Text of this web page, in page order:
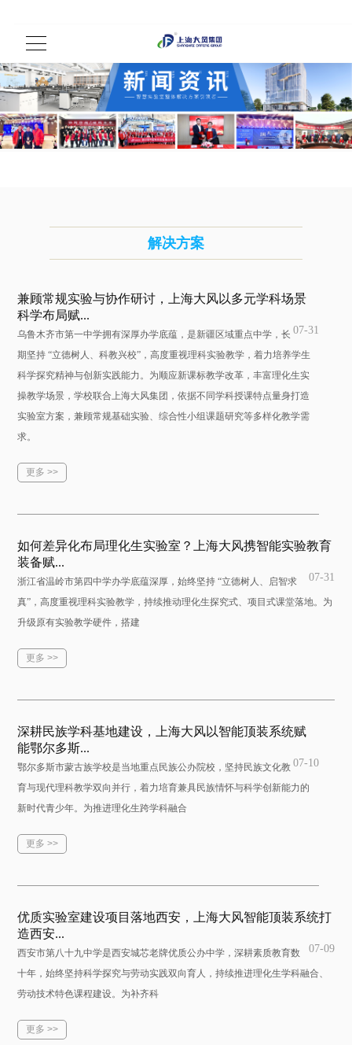
解决方案
兼顾常规实验与协作研讨，上海大风以多元学科场景
科学布局赋...
07-31
乌鲁木齐市第一中学拥有深厚办学底蕴，是新疆区域重点中学，长
期坚持 “立德树人、科教兴校”，高度重视理科实验教学，着力培养学生
科学探究精神与创新实践能力。为顺应新课标教学改革，丰富理化生实
操教学场景，学校联合上海大风集团，依据不同学科授课特点量身打造
实验室方案，兼顾常规基础实验、综合性小组课题研究等多样化教学需
求。
更多 >>
如何差异化布局理化生实验室？上海大风携智能实验教育
装备赋...
07-31
浙江省温岭市第四中学办学底蕴深厚，始终坚持 “立德树人、启智求
真”，高度重视理科实验教学，持续推动理化生探究式、项目式课堂落地。为
升级原有实验教学硬件，搭建
更多 >>
深耕民族学科基地建设，上海大风以智能顶装系统赋
能鄂尔多斯...
07-10
鄂尔多斯市蒙古族学校是当地重点民族公办院校，坚持民族文化教
育与现代理科教学双向并行，着力培育兼具民族情怀与科学创新能力的
新时代青少年。为推进理化生跨学科融合
更多 >>
优质实验室建设项目落地西安，上海大风智能顶装系统打
造西安...
07-09
西安市第八十九中学是西安城芯老牌优质公办中学，深耕素质教育数
十年，始终坚持科学探究与劳动实践双向育人，持续推进理化生学科融合、
劳动技术特色课程建设。为补齐科
更多 >>